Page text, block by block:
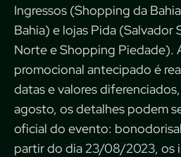
Ingressos (Shopping da
Bahia) e lojas Pida (Salvador
Norte e Shopping Piedade).
promocional antecipado é
datas e valores
agosto, os detalhes podem
oficial do evento:
partir do dia 23/08/2023, os